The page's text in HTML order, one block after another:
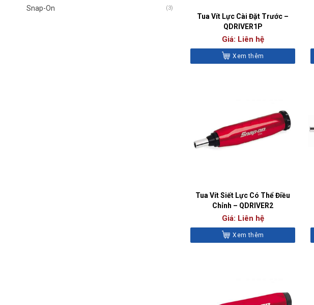
Snap-On (3)
Tua Vít Lực Cài Đặt Trước –
QDRIVER1P
Giá: Liên hệ
Xem thêm
Tua Vít Siết Lực Có Thể Điều
Chỉnh – QDRIVER2
Giá: Liên hệ
Xem thêm